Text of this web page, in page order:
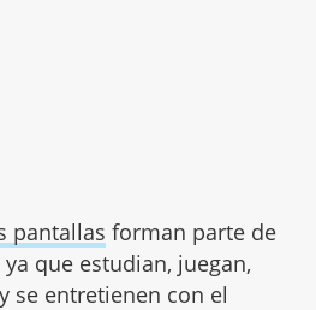
pantallas forman parte de
que estudian, juegan,
se entretienen con el